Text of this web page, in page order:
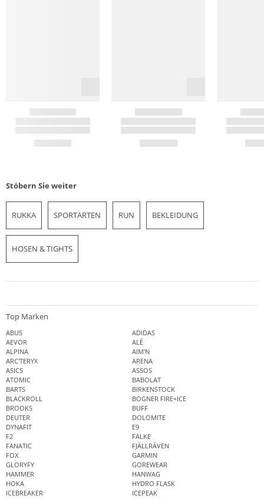
Stöbern Sie weiter
RUKKA SPORTARTEN RUN BEKLEIDUNG
HOSEN & TIGHTS
Top Marken
ABUS
ADIDAS
AEVOR
ALÉ
ALPINA
AIM'N
ARC'TERYX
ARENA
ASICS
ASSOS
ATOMIC
BABOLAT
BARTS
BIRKENSTOCK
BLACKROLL
BOGNER FIRE+ICE
BROOKS
BUFF
DEUTER
DOLOMITE
DYNAFIT
E9
F2
FALKE
FANATIC
FJÄLLRÄVEN
FOX
GARMIN
GLORYFY
GOREWEAR
HAMMER
HANWAG
HOKA
HYDRO FLASK
ICEBREAKER
ICEPEAK